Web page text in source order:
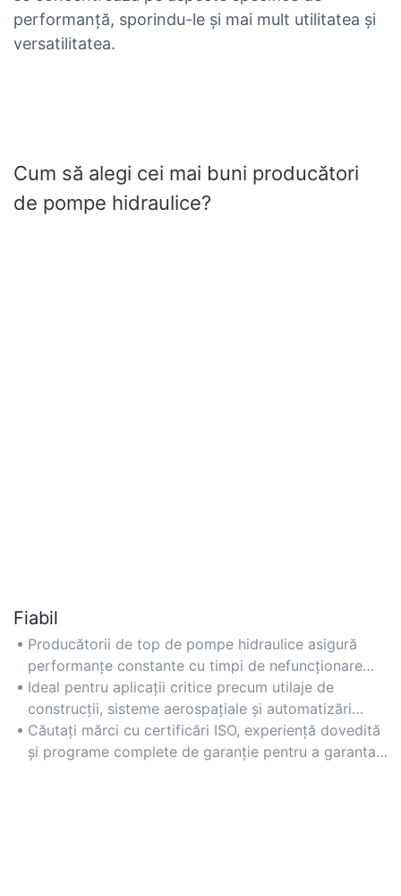
performanță, sporindu-le și mai mult utilitatea și
versatilitatea.
Cum să alegi cei mai buni producători
de pompe hidraulice?
Fiabil
Producătorii de top de pompe hidraulice asigură
performanțe constante cu timpi de nefuncționare
minimi, datorită controlului avansat al calității și
standardelor robuste de proiectare.
Ideal pentru aplicații critice precum utilaje de
construcții, sisteme aerospațiale și automatizări
industriale, unde defecțiunile nu sunt o opțiune.
Căutați mărci cu certificări ISO, experiență dovedită
și programe complete de garanție pentru a garanta